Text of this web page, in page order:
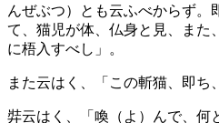
んぜぶつ）とも云ふべからず。
て、猫児が体、仏身と見、また
に梧入すべし」。
また云はく、「この斬猫、即ち
弉云はく、「喚（よ）んで、何